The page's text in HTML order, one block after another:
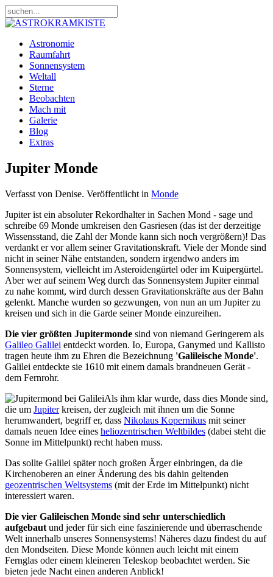
Astronomie
Raumfahrt
Sonnensystem
Weltall
Sterne
Beobachten
Mach mit
Galerie
Blog
Extras
Jupiter Monde
Verfasst von Denise. Veröffentlicht in Monde
Jupiter ist ein absoluter Rekordhalter in Sachen Mond - sage und
schreibe 69 Monde umkreisen den Gasriesen (das ist der derzeitige
Wissensstand, die Zahl der Monde kann sich noch vergrößern)! Das
verdankt er vor allem seiner Gravitationskraft. Viele der Monde sind
nicht in seiner Nähe entstanden, sondern irgendwo anders im
Sonnensystem, vielleicht im Asteroidengürtel oder im Kuipergürtel.
Aber wer auf seinem Weg durch das Sonnensystem Jupiter einmal
zu nahe kommt, wird durch dessen Gravitationskräfte aus der Bahn
gelenkt. Manche wurden so gezwungen, von nun an um Jupiter zu
kreisen und sich in die Garde seiner Monde einzureihen.
Die vier größten Jupitermonde sind von niemand Geringerem als
Galileo Galilei entdeckt worden. Io, Europa, Ganymed und Kallisto
tragen heute ihm zu Ehren die Bezeichnung 'Galileische Monde'.
Galilei entdeckte sie 1610 mit einem damals brandneuen Gerät -
dem Fernrohr.
Als ihm klar wurde, dass dies Monde sind,
die um Jupiterkreisen, der zugleich mit ihnen um die Sonne
herumwandert, begriff er, dass Nikolaus Kopernikus mit seiner
damals neuen Idee eines heliozentrischen Weltbildes (dabei steht die
Sonne im Mittelpunkt) recht haben muss.
Das sollte Galilei später noch großen Ärger einbringen, da die
Kirchenoberen an einer Änderung des bis dahin geltenden
geozentrischen Weltsystems (mit der Erde im Mittelpunkt) nicht
interessiert waren.
Die vier Galileischen Monde sind sehr unterschiedlich
aufgebaut und jeder für sich eine faszinierende und überraschende
Welt innerhalb unseres Sonnensystems! Näheres dazu findest du auf
den Mondseiten. Diese Monde können auch leicht mit einem
Fernglas oder einem kleineren Teleskop beobachtet werden. Sie
bieten jede Nacht einen anderen Anblick!